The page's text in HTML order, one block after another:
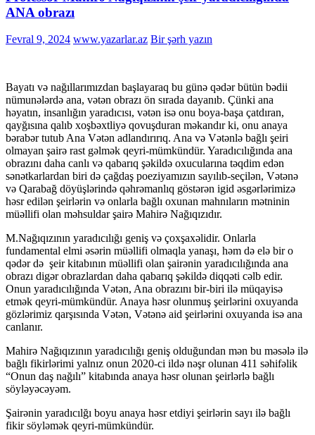
ANA obrazı
Fevral 9, 2024 www.yazarlar.az Bir şərh yazın
Bayatı və nağıllarımızdan başlayaraq bu günə qədər bütün bədii
nümunələrdə ana, vətən obrazı ön sırada dayanıb. Çünki ana
həyatın, insanlığın yaradıcısı, vətən isə onu boya-başa çatdıran,
qayğısına qalıb xoşbəxtliyə qovuşduran məkandır ki, onu anaya
bərabər tutub Ana Vətən adlandırırıq. Ana və Vətənlə bağlı şeiri
olmayan şairə rast gəlmək qeyri-mümkündür. Yaradıcılığında ana
obrazını daha canlı və qabarıq şəkildə oxucularına təqdim edən
sənətkarlardan biri də çağdaş poeziyamızın sayılıb-seçilən, Vətənə
və Qarabağ döyüşlərində qəhrəmanlıq göstərən igid əsgərlərimizə
həsr edilən şeirlərin və onlarla bağlı oxunan mahnıların mətninin
müəllifi olan məhsuldar şairə Mahirə Nağıqızıdır.
M.Nağıqızının yaradıcılığı geniş və çoxşaxəlidir. Onlarla
fundamental elmi əsərin müəllifi olmaqla yanaşı, həm də elə bir o
qədər də şeir kitabının müəllifi olan şairənin yaradıcılığında ana
obrazı digər obrazlardan daha qabarıq şəkildə diqqəti cəlb edir.
Onun yaradıcılığında Vətən, Ana obrazını bir-biri ilə müqayisə
etmək qeyri-mümkündür. Anaya həsr olunmuş şeirlərini oxuyanda
gözlərimiz qarşısında Vətən, Vətənə aid şeirlərini oxuyanda isə ana
canlanır.
Mahirə Nağıqızının yaradıcılığı geniş olduğundan mən bu məsələ ilə
bağlı fikirlərimi yalnız onun 2020-ci ildə nəşr olunan 411 səhifəlik
“Onun daş nağılı” kitabında anaya həsr olunan şeirlərlə bağlı
söyləyəcəyəm.
Şairənin yaradıcılğı boyu anaya həsr etdiyi şeirlərin sayı ilə bağlı
fikir söyləmək qeyri-mümkündür.